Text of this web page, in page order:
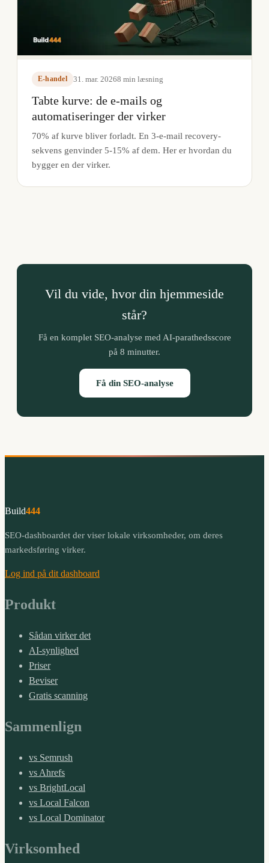
E-handel 31. mar. 20268 min læsning
Tabte kurve: de e-mails og
automatiseringer der virker
70% af kurve bliver forladt. En 3-e-mail recovery-
sekvens genvinder 5-15% af dem. Her er hvordan du
bygger en der virker.
Vil du vide, hvor din hjemmeside
står?
Få en komplet SEO-analyse med AI-parathedsscore
på 8 minutter.
Få din SEO-analyse
Build444
SEO-dashboardet der viser lokale virksomheder, om deres
markedsføring virker.
Log ind på dit dashboard
Produkt
Sådan virker det
AI-synlighed
Priser
Beviser
Gratis scanning
Sammenlign
vs Semrush
vs Ahrefs
vs BrightLocal
vs Local Falcon
vs Local Dominator
Virksomhed